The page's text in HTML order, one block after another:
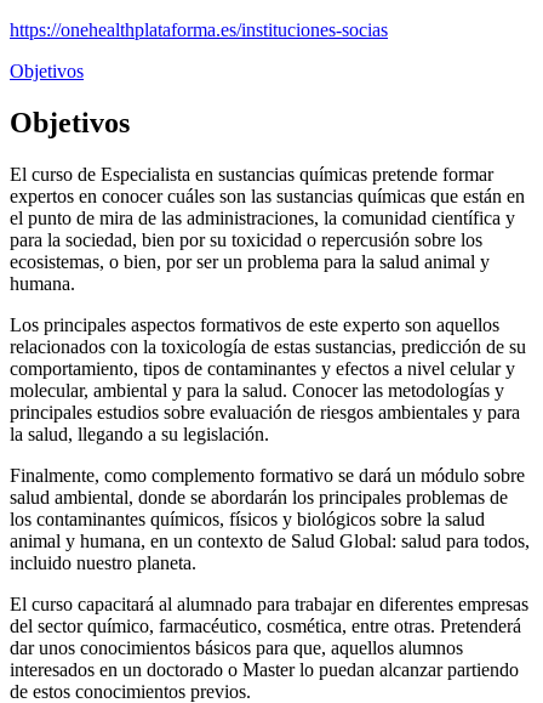
https://onehealthplataforma.es/instituciones-socias
Objetivos
Objetivos
El curso de Especialista en sustancias químicas pretende formar
expertos en conocer cuáles son las sustancias químicas que están en
el punto de mira de las administraciones, la comunidad científica y
para la sociedad, bien por su toxicidad o repercusión sobre los
ecosistemas, o bien, por ser un problema para la salud animal y
humana.
Los principales aspectos formativos de este experto son aquellos
relacionados con la toxicología de estas sustancias, predicción de su
comportamiento, tipos de contaminantes y efectos a nivel celular y
molecular, ambiental y para la salud. Conocer las metodologías y
principales estudios sobre evaluación de riesgos ambientales y para
la salud, llegando a su legislación.
Finalmente, como complemento formativo se dará un módulo sobre
salud ambiental, donde se abordarán los principales problemas de
los contaminantes químicos, físicos y biológicos sobre la salud
animal y humana, en un contexto de Salud Global: salud para todos,
incluido nuestro planeta.
El curso capacitará al alumnado para trabajar en diferentes empresas
del sector químico, farmacéutico, cosmética, entre otras. Pretenderá
dar unos conocimientos básicos para que, aquellos alumnos
interesados en un doctorado o Master lo puedan alcanzar partiendo
de estos conocimientos previos.